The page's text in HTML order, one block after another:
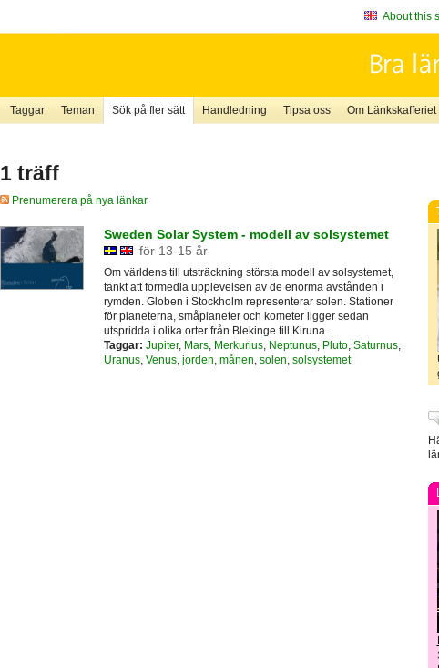
About this
Taggar Teman Sök på fler sätt Handledning Tipsa oss Om Länkskafferiet
1 träff
Prenumerera på nya länkar
Sweden Solar System - modell av solsystemet
för 13-15 år
Om världens till utsträckning största modell av solsystemet,
tänkt att förmedla upplevelsen av de enorma avstånden i
rymden. Globen i Stockholm representerar solen. Stationer
för planeterna, småplaneter och kometer ligger sedan
utspridda i olika orter från Blekinge till Kiruna.
Taggar: Jupiter, Mars, Merkurius, Neptunus, Pluto, Saturnus,
Uranus, Venus, jorden månen solen solsystemet